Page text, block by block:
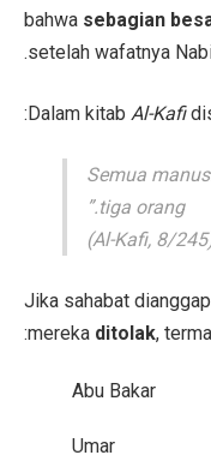
bahwa sebagian
setelah wafatnya
Dalam kitab Al-Kafi
“Semua
tiga orang.”
Al-Kafi, 8/245)
Jika sahabat
mereka ditolak,
Abu Bakar
Umar